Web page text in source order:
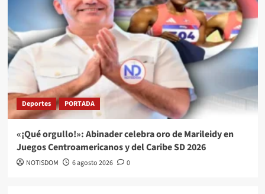
Deportes PORTADA
«¡Qué orgullo!»: Abinader celebra oro de Marileidy en
Juegos Centroamericanos y del Caribe SD 2026
NOTISDOM 6 agosto 2026 0